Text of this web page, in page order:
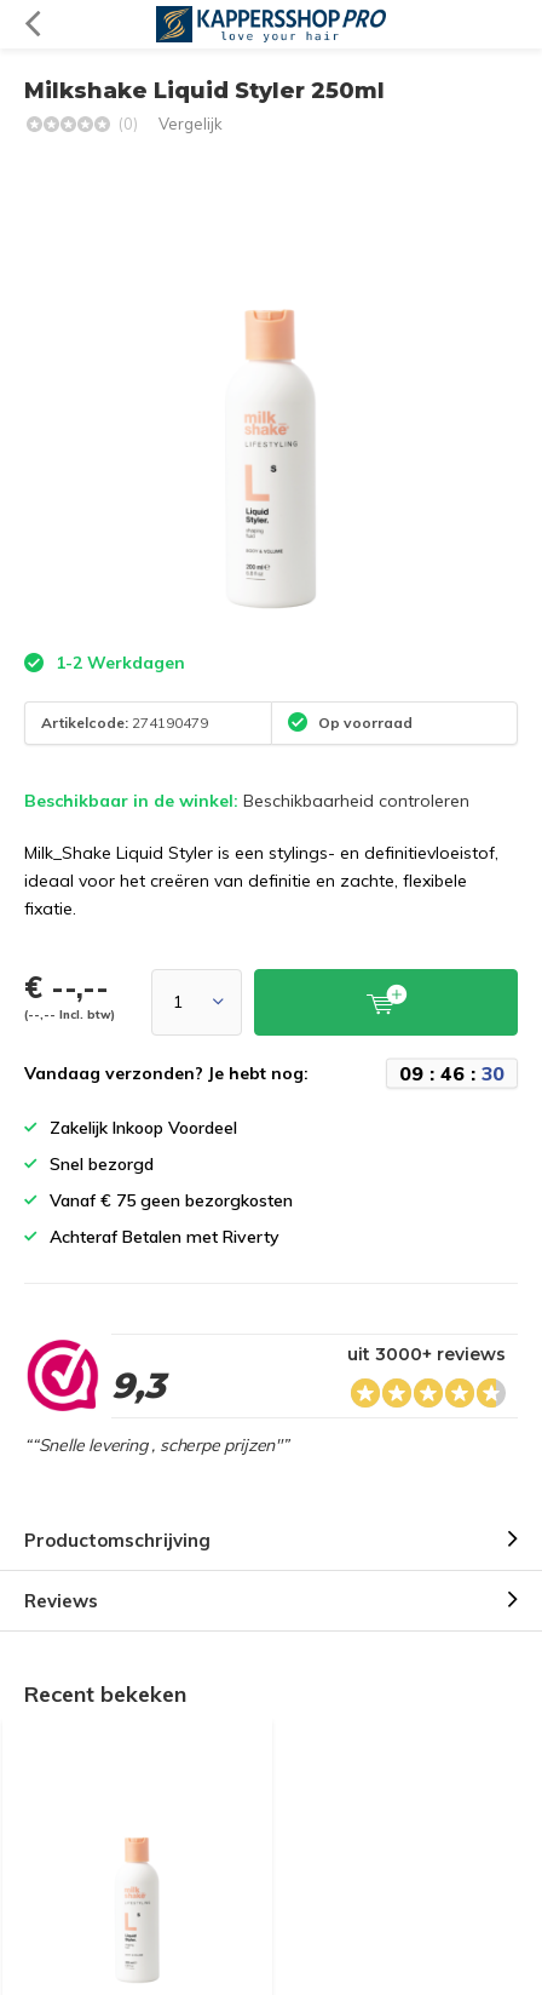
Milkshake Liquid Styler 250ml
(0) Vergelijk
1-2 Werkdagen
Artikelcode: 274190479 Op voorraad
Beschikbaar in de winkel: Beschikbaarheid controleren
Milk_Shake Liquid Styler is een stylings- en definitievloeistof,
ideaal voor het creëren van definitie en zachte, flexibele
fixatie.
€ --,--
(--,-- Incl. btw)
Vandaag verzonden? Je hebt nog: 09 : 46 : 30
Zakelijk Inkoop Voordeel
Snel bezorgd
Vanaf € 75 geen bezorgkosten
Achteraf Betalen met Riverty
9,3
uit 3000+ reviews
““Snelle levering , scherpe prijzen"”
Productomschrijving
Reviews
Recent bekeken